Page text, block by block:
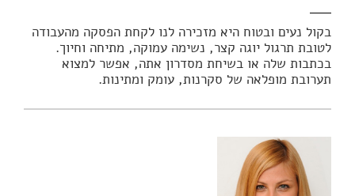
בקול נעים ובטוח היא מזכירה לנו לקחת הפסקה מהעבודה
לטובת תרגול יוגה קצר, נשימה עמוקה, מתיחה וחיוך.
בכתבות שלה או בשיחת מסדרון אתה, אפשר למצוא
תערובת מופלאה של סקרנות, עומק ומתינות.